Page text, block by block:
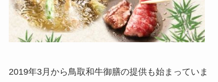
2019年3月から鳥取和牛御膳の提供も始まっていま